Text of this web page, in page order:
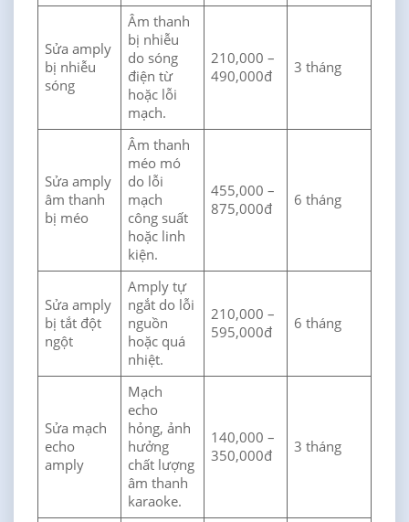
Sửa amply
bị nhiễu
sóng
Âm thanh
bị nhiễu
do sóng
điện từ
hoặc lỗi
mạch.
210,000 –
490,000đ
3 tháng
Sửa amply
âm thanh
bị méo
Âm thanh
méo mó
do lỗi
mạch
công suất
hoặc linh
kiện.
455,000 –
875,000đ
6 tháng
Sửa amply
bị tắt đột
ngột
Amply tự
ngắt do lỗi
nguồn
hoặc quá
nhiệt.
210,000 –
595,000đ
6 tháng
Sửa mạch
echo
amply
Mạch
echo
hỏng, ảnh
hưởng
chất lượng
âm thanh
karaoke.
140,000 –
350,000đ
3 tháng